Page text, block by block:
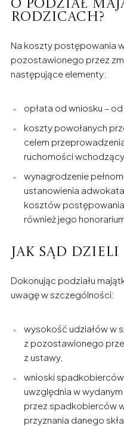
o podział
rodzicach?
Na koszty postępowania
pozostawionego przez
następujące elementy:
opłata od wniosku –
koszty powołanych
celem
ruchomości
wynagrodzenie
ustanowienia
kosztów
również jego
Jak sąd dzieli
Dokonując podziału
uwagę w szczególności:
wysokość udziałów w
z pozostawionego
z ustawy,
wnioski
uwzględnia w
przez spadkobierców
przyznania danego